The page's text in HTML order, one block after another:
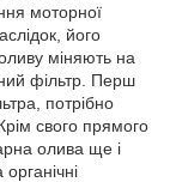
моторної
його
міняють на
фільтр. Перш
потрібно
свого прямого
олива ще і